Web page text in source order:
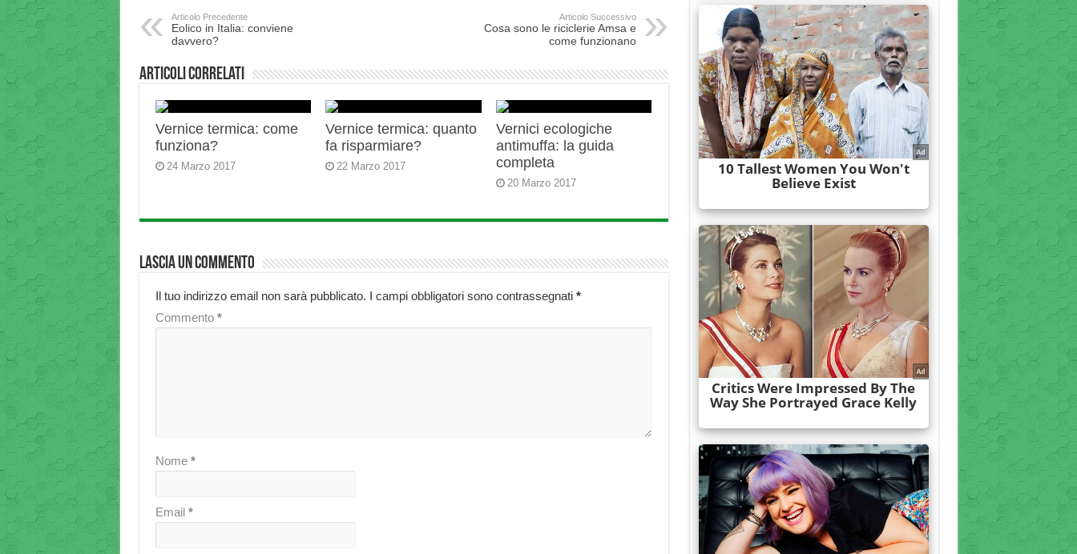
Articolo Precedente
Eolico in Italia: conviene
davvero?
Articolo Successivo
Cosa sono le riciclerie Amsa e
come funzionano
Articoli correlati
Vernice termica: come
funziona?
24 Marzo 2017
Vernice termica: quanto
fa risparmiare?
22 Marzo 2017
Vernici ecologiche
antimuffa: la guida
completa
20 Marzo 2017
Lascia un commento
Il tuo indirizzo email non sarà pubblicato. I campi obbligatori sono contrassegnati *
Commento *
Nome *
Email *